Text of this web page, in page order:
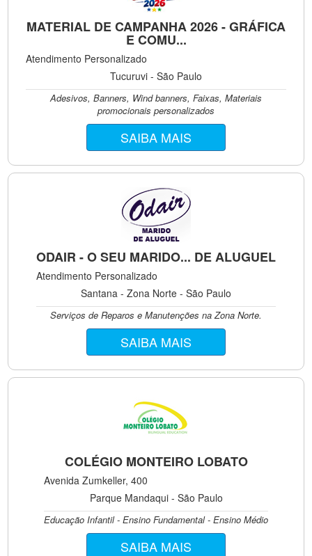
MATERIAL DE CAMPANHA 2026 - GRÁFICA
E COMU...
Atendimento Personalizado
Tucuruvi - São Paulo
Adesivos, Banners, Wind banners, Faixas, Materiais
promocionais personalizados
SAIBA MAIS
ODAIR - O SEU MARIDO... DE ALUGUEL
Atendimento Personalizado
Santana - Zona Norte - São Paulo
Serviços de Reparos e Manutenções na Zona Norte.
SAIBA MAIS
COLÉGIO MONTEIRO LOBATO
Avenida Zumkeller, 400
Parque Mandaqui - São Paulo
Educação Infantil - Ensino Fundamental - Ensino Médio
SAIBA MAIS